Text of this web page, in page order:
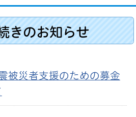
きのお知らせ
被災者支援のための募金